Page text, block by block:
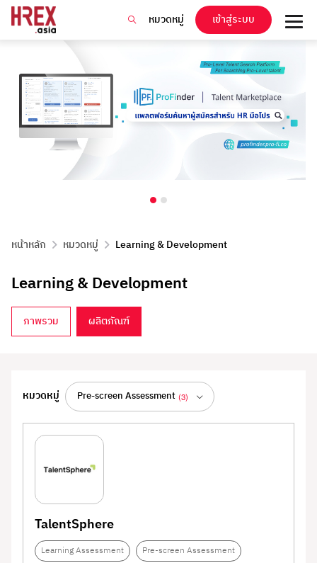
หมวดหมู่ เข้าสู่ระบบ
หน้าหลัก หมวดหมู่ Learning & Development
Learning & Development
ภาพรวม ผลิตภัณฑ์
Learning & Development
แพลตฟอร์มการเรียนรู้และพัฒนาทักษะพนักงาน เพื่อ
การเรียนรู้และพัฒนา (L&D) อย่างมีระบบ ไม่ว่าจะเป็น
Learning Management System (LMS), ระบบจัดอบรม
ออนไลน์, โปรแกรมพัฒนา Soft Skills และ Hard
Skills, แพลตฟอร์ม Microlearning, หรือระบบติดตาม
หมวดหมู่ Pre-screen Assessment (3)
(PMS)
Management System
Team Building (1)
TalentSphere
Learning Assessment Pre-screen Assessment